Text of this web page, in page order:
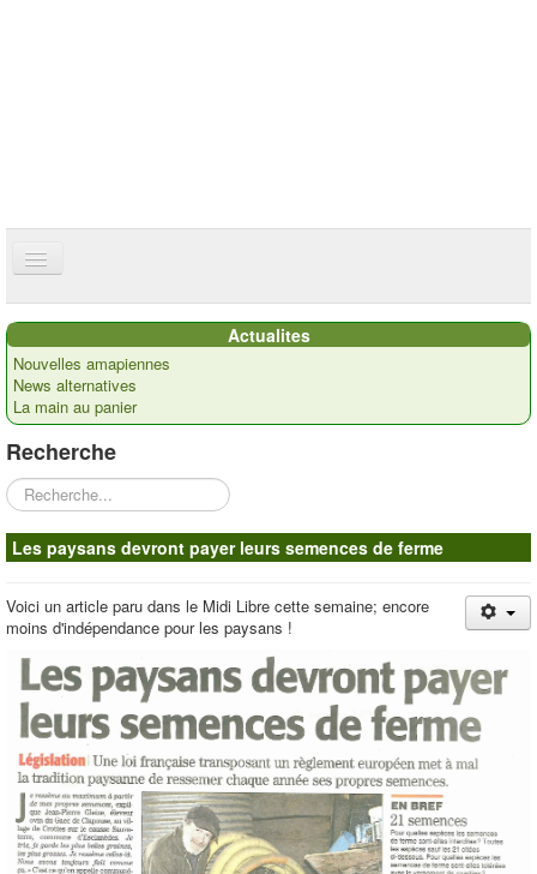
Accueil
Présentation
Actualités
Nos paysans
Commandes
Contacts
Actualites
Nouvelles amapiennes
News alternatives
La main au panier
Recherche
Rechercher
Les paysans devront payer leurs semences de ferme
Voici un article paru dans le Midi Libre cette semaine; encore
moins d'indépendance pour les paysans !